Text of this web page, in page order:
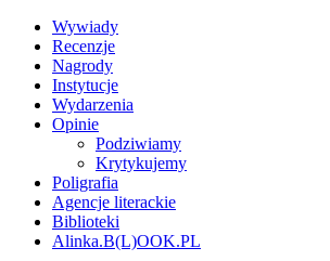
Wywiady
Recenzje
Nagrody
Instytucje
Wydarzenia
Opinie
Podziwiamy
Krytykujemy
Poligrafia
Agencje literackie
Biblioteki
Alinka.B(L)OOK.PL